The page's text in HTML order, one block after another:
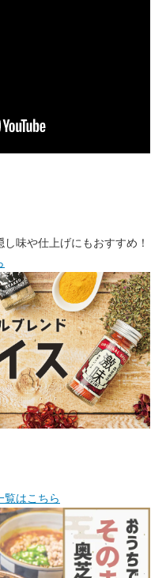
味や仕上げにもおすすめ！
覧はこちら